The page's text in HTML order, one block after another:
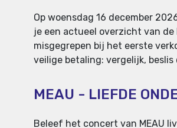
Op woensdag 16 december
je een actueel overzicht van
misgegrepen bij het eerste
veilige betaling: vergelijk, beslis
MEAU - LIEFDE
Beleef het concert van MEAU